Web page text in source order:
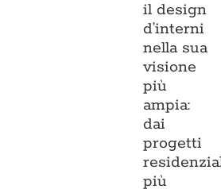
il design
d’interni
nella sua
visione
più
ampia:
dai
progetti
più